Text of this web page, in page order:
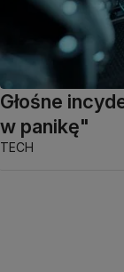
Głośne
w panikę"
TECH